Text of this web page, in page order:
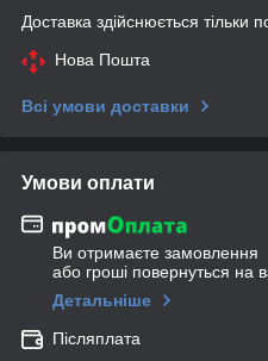
Доставка здійснюється тільки
Нова Пошта
Всі умови доставки
Умови оплати
Ви отримаєте замовлення
або гроші повернуться на
Детальніше
Післяплата